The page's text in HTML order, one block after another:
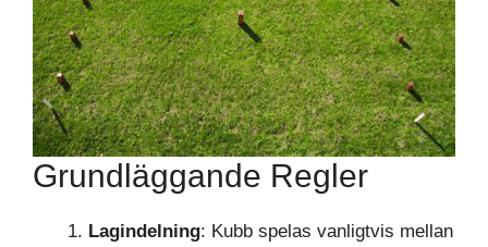
Grundläggande Regler
Lagindelning: Kubb spelas vanligtvis mellan